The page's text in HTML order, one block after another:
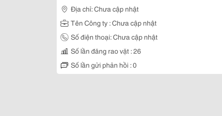
Địa chỉ: Chưa cập nhật
Tên Công ty : Chưa cập nhật
Số điện thoại: Chưa cập nhật
Số lần đăng rao vặt : 26
Số lần gửi phản hồi : 0